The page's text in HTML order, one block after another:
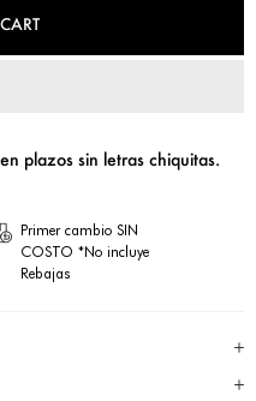
Primer cambio SIN
COSTO *No incluye
Rebajas